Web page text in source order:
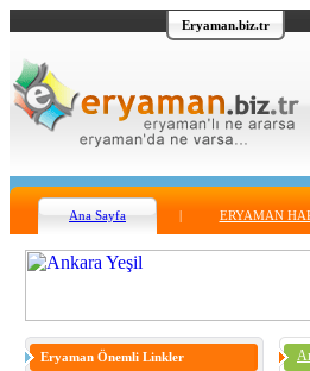
Eryaman.biz.tr
Ana Sayfa ERYAMAN
Eryaman Önemli Linkler